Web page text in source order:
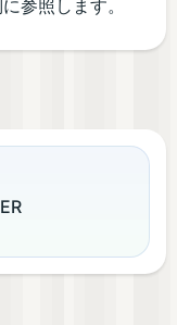
参照します。